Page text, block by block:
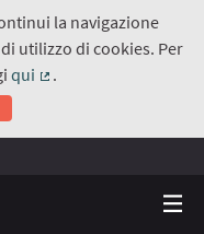
la navigazione
utilizzo di cookies. Per
qui
.